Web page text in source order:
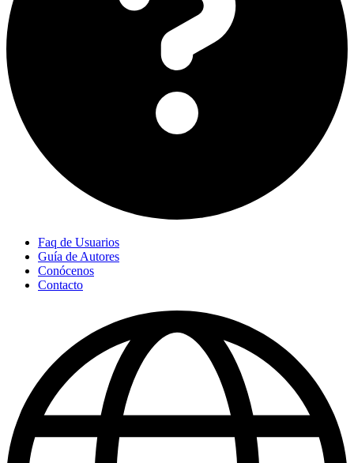
Faq de Usuarios
Guía de Autores
Conócenos
Contacto